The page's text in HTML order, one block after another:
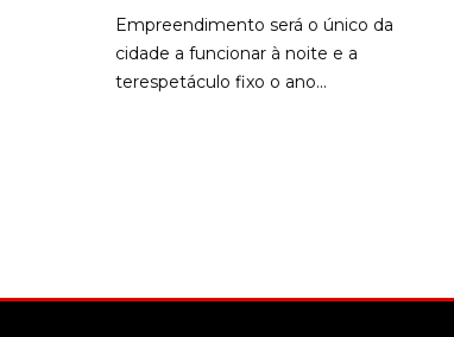
Empreendimento será o único da
cidade a funcionar à noite e a
terespetáculo fixo o ano...